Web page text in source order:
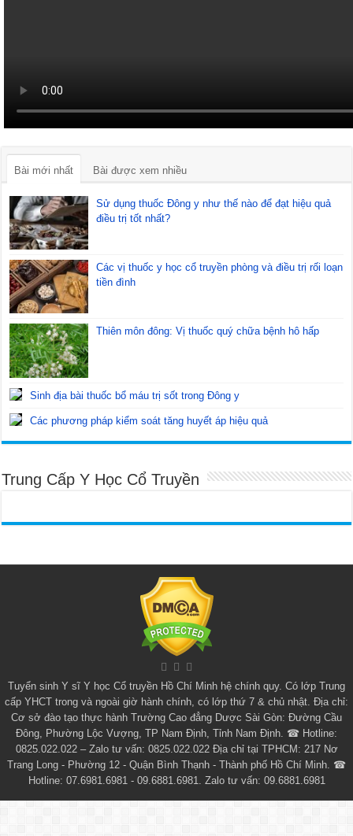
Bài mới nhất Bài được xem nhiều
Sử dụng thuốc Đông y như thế nào để đạt hiệu quả
điều trị tốt nhất?
Các vị thuốc y học cổ truyền phòng và điều trị rối loạn
tiền đình
Thiên môn đông: Vị thuốc quý chữa bệnh hô hấp
Sinh địa bài thuốc bổ máu trị sốt trong Đông y
Các phương pháp kiểm soát tăng huyết áp hiệu quả
Trung Cấp Y Học Cổ Truyền
Tuyển sinh Y sĩ Y học Cổ truyền Hồ Chí Minh hệ chính quy. Có lớp Trung
cấp YHCT trong và ngoài giờ hành chính, có lớp thứ 7 & chủ nhật. Địa chỉ:
Cơ sở đào tạo thực hành Trường Cao đẳng Dược Sài Gòn: Đường Cầu
Đông, Phường Lộc Vượng, TP Nam Định, Tỉnh Nam Định. ☎ Hotline:
0825.022.022 – Zalo tư vấn: 0825.022.022 Địa chỉ tại TPHCM: 217 Nơ
Trang Long - Phường 12 - Quận Bình Thạnh - Thành phố Hồ Chí Minh. ☎
Hotline: 07.6981.6981 - 09.6881.6981. Zalo tư vấn: 09.6881.6981